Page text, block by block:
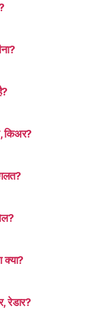
किअर?
ग़लत?
क्या?
रेडार?